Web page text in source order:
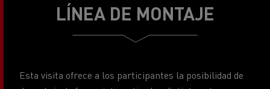
necesarias para el montaje de un camión. La